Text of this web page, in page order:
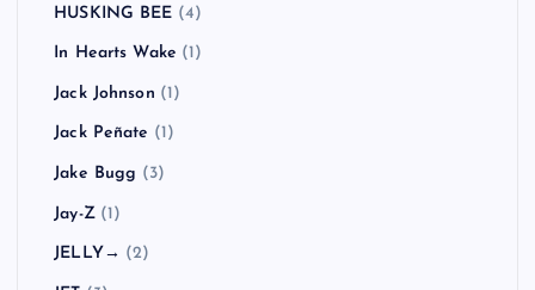
HUSKING BEE (4)
In Hearts Wake (1)
Jack Johnson (1)
Jack Peñate (1)
Jake Bugg (3)
Jay-Z(1)
JELLY→ (2)